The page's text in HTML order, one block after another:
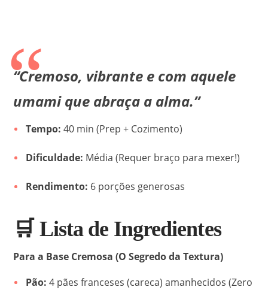
“Cremoso, vibrante e com aquele
umami que abraça a alma.”
Tempo: 40 min (Prep + Cozimento)
Dificuldade: Média (Requer braço para mexer!)
Rendimento: 6 porções generosas
🛒 Lista de Ingredientes
Para a Base Cremosa (O Segredo da Textura)
Pão: 4 pães franceses (careca) amanhecidos (Zero